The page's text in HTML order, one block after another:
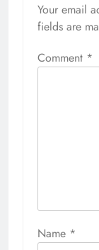
Your email
fields are
Comment *
Name *